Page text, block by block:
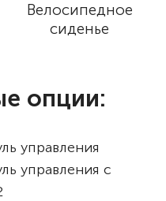
Велосипедное
сиденье
опции:
управления
управления с